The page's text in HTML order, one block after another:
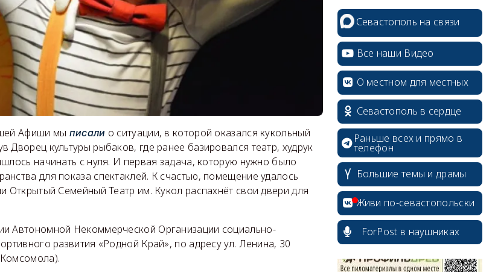
Афиши мы писали о ситуации, в которой оказался кукольный
Дворец культуры рыбаков, где ранее базировался театр, худрук
начинать с нуля. И первая задача, которую нужно было
для показа спектаклей. К счастью, помещение удалось
Открытый Семейный Театр им. Кукол распахнёт свои двери для
Автономной Некоммерческой Организации социально-
развития «Родной Край», по адресу ул. Ленина, 30
Севастополь на связи
Все наши Видео
О местном для местных
Севастополь в сердце
Раньше всех и прямо в
телефон
Большие темы и драмы
Живи по-севастопольски
ForPost в наушниках
erid: 2SDnjcrDNw6